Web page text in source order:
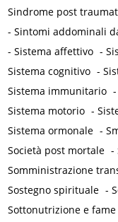
Sindrome post
-Sintomi addominali
-Sistema affettivo -
Sistema cognitivo -
Sistema immunitario
Sistema motorio -
Sistema ormonale -
Società post mortale -
Somministrazione
Sostegno spirituale -
Sottonutrizione e fame